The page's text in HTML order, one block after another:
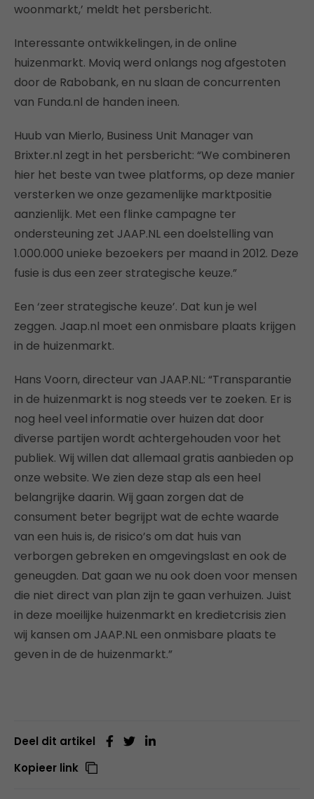
woonmarkt,’ meldt het persbericht.
Interessante ontwikkelingen, in de online
huizenmarkt. Moviq werd onlangs nog afgestoten
door de Rabobank, en nu slaan de concurrenten
van Funda.nl de handen ineen.
Huub van Mierlo, Business Unit Manager van
Brixter.nl zegt in het persbericht: “We combineren
hier het beste van twee platforms, op deze manier
versterken we onze gezamenlijke marktpositie
aanzienlijk. Met een flinke campagne ter
ondersteuning zet JAAP.NL een doelstelling van
1.000.000 unieke bezoekers per maand in 2012. Deze
fusie is dus een zeer strategische keuze.”
Een ‘zeer strategische keuze’. Dat kun je wel
zeggen. Jaap.nl moet een onmisbare plaats krijgen
in de huizenmarkt.
Hans Voorn, directeur van JAAP.NL: “Transparantie
in de huizenmarkt is nog steeds ver te zoeken. Er is
nog heel veel informatie over huizen dat door
diverse partijen wordt achtergehouden voor het
publiek. Wij willen dat allemaal gratis aanbieden op
onze website. We zien deze stap als een heel
belangrijke daarin. Wij gaan zorgen dat de
consument beter begrijpt wat de echte waarde
van een huis is, de risico’s om dat huis van
verborgen gebreken en omgevingslast en ook de
geneugden. Dat gaan we nu ook doen voor mensen
die niet direct van plan zijn te gaan verhuizen. Juist
in deze moeilijke huizenmarkt en kredietcrisis zien
wij kansen om JAAP.NL een onmisbare plaats te
geven in de de huizenmarkt.”
Deel dit artikel
Kopieer link